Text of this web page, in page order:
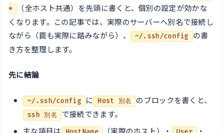
*
（全ホスト共通）を先頭に書くと、個別の設定が効かな
くなります。この記事では、実際のサーバーへ別名で接続し
ながら（罠も実際に踏みながら）、
~/.ssh/config
の書
き方を整理します。
先に結論
~/.ssh/config に Host 別名 のブロックを書くと、
ssh 別名
で接続できます。